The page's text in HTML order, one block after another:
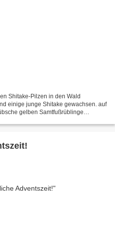
Shitake-Pilzen in den Wald
einige junge Shitake gewachsen. auf
gelben Samtfußrüblinge